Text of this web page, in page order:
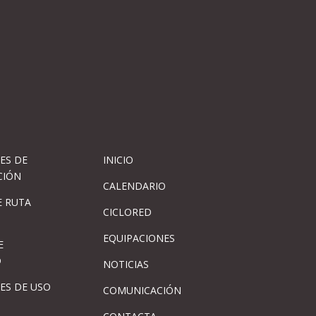
DE
RUTA
DE USO
INICIO
CALENDARIO
CICLORED
EQUIPACIONES
NOTICIAS
COMUNICACIÓN